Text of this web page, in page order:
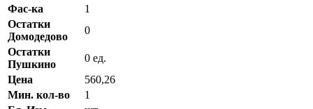
Фас-ка
1
Остатки
Домодедово
0
Остатки
Пушкино
0 ед.
Цена
560,26
Мин. кол-во
1